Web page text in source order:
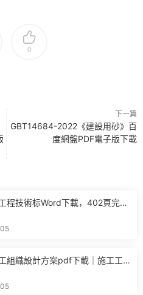
0
下一篇
GBT14684-2022《建設用砂》百
度網盤PDF電子版下載
程技術标Word下載，402頁完整
組織設計方案pdf下載｜施工工